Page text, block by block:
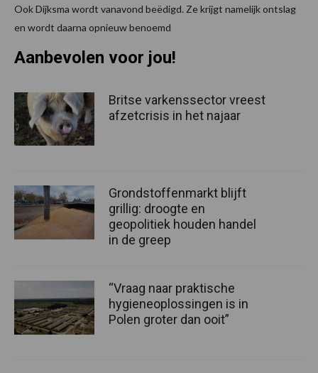
Ook Dijksma wordt vanavond beëdigd. Ze krijgt namelijk ontslag
en wordt daarna opnieuw benoemd
Aanbevolen voor jou!
Britse varkenssector vreest
afzetcrisis in het najaar
Grondstoffenmarkt blijft
grillig: droogte en
geopolitiek houden handel
in de greep
“Vraag naar praktische
hygieneoplossingen is in
Polen groter dan ooit”